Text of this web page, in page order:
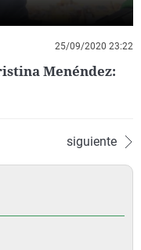
25/09/2020 23:22
Menéndez:
siguiente